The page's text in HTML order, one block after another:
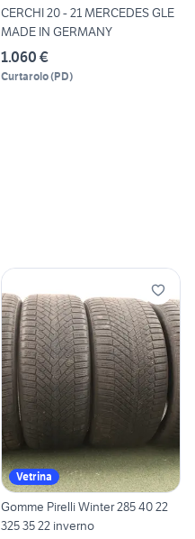
CERCHI 20 - 21 MERCEDES GLE
MADE IN GERMANY
1.060 €
Curtarolo(PD)
Vetrina
Gomme Pirelli Winter 285 40 22
325 35 22 inverno